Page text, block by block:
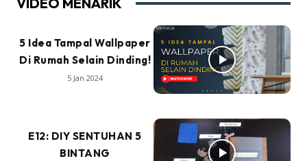
5 Idea Tampal Wallpaper
Di Rumah Selain Dinding!
5 Jan 2024
E12: DIY SENTUHAN 5
BINTANG